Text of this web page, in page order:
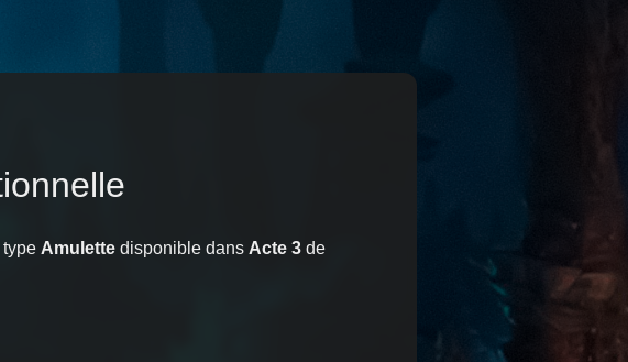
Amulette disponible dans Acte 3 de